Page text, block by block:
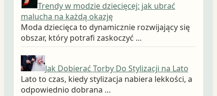
Trendy w modzie dziecięcej: jak ubrać
malucha na każdą okazję
Moda dziecięca to dynamicznie rozwijający się
obszar, który potrafi zaskoczyć …
Jak Dobierać Torby Do Stylizacji na Lato
Lato to czas, kiedy stylizacja nabiera lekkości, a
odpowiednio dobrana …